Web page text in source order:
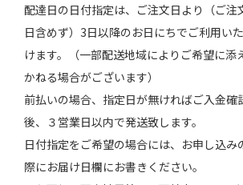
配達日の日付指定は、ご注文日より（ご注
日含めず）3日以降のお日にちでご利用い
けます。（一部配送地域によりご希望に添
かねる場合がございます）
前払いの場合、指定日が無ければご入金確
後、３営業日以内で発送致します。
日付指定をご希望の場合には、お申し込み
際にお届け日欄にお書きください。